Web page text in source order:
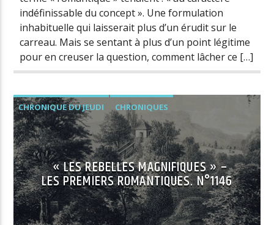
indéfinissable du concept ». Une formulation
inhabituelle qui laisserait plus d’un érudit sur le
carreau. Mais se sentant à plus d’un point légitime
pour en creuser la question, comment lâcher ce […]
CHRONIQUE DU JEUDI CHRONIQUES
« LES REBELLES MAGNIFIQUES » –
LES PREMIERS ROMANTIQUES. N°1146